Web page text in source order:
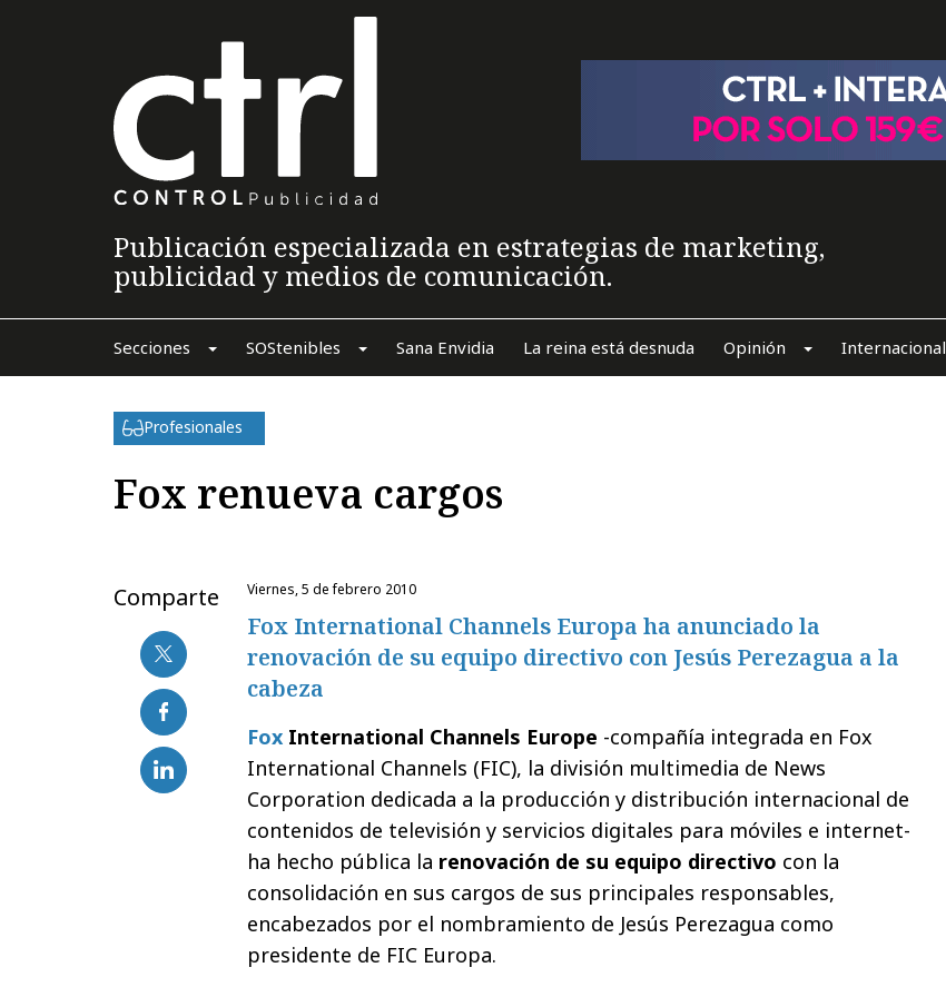
Publicación especializada en estrategias de marketing,
publicidad y medios de comunicación.
Secciones SOStenibles Sana Envidia La reina está desnuda Opinión Internacional
Profesionales
Fox renueva cargos
Comparte viernes, 5 de febrero 2010
Fox International Channels Europa ha anunciado la
renovación de su equipo directivo con Jesús Perezagua a la
cabeza
Fox International Channels Europe -compañía integrada en Fox
International Channels (FIC), la división multimedia de News
Corporation dedicada a la producción y distribución internacional de
contenidos de televisión y servicios digitales para móviles e internet-
ha hecho pública la renovación de su equipo directivo con la
consolidación en sus cargos de sus principales responsables,
encabezados por el nombramiento de Jesús Perezagua como
presidente de FIC Europa.